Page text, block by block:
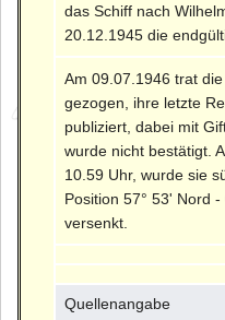
das Schiff nach
20.12.1945 die
Am 09.07.1946 trat
gezogen, ihre letzte
publiziert, dabei mit
wurde nicht bestätigt.
10.59 Uhr, wurde sie
Position 57° 53' Nord
versenkt.
Quellenangabe